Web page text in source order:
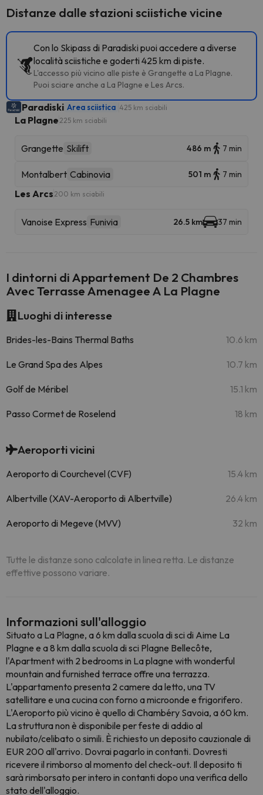
Distanze dalle stazioni sciistiche vicine
Con lo Skipass di Paradiski puoi accedere a diverse
località sciistiche e goderti 425 km di piste.
L'accesso più vicino alle piste è Grangette a La Plagne.
Puoi sciare anche a La Plagne e Les Arcs.
Paradiski Area sciistica 425 km sciabili
La Plagne 225 km sciabili
Grangette Skilift 486 m 7 min
Montalbert Cabinovia 501 m 7 min
Les Arcs 200 km sciabili
Vanoise Express Funivia 26.5 km 37 min
I dintorni di Appartement De 2 Chambres
Avec Terrasse Amenagee A La Plagne
Luoghi di interesse
Brides-les-Bains Thermal Baths 10.6 km
Le Grand Spa des Alpes 10.7 km
Golf de Méribel 15.1 km
Passo Cormet de Roselend 18 km
Aeroporti vicini
Aeroporto di Courchevel (CVF) 15.4 km
Albertville (XAV-Aeroporto di Albertville) 26.4 km
Aeroporto di Megeve (MVV) 32 km
Tutte le distanze sono calcolate in linea retta. Le distanze
effettive possono variare.
Informazioni sull'alloggio
Situato a La Plagne, a 6 km dalla scuola di sci di Aime La
Plagne e a 8 km dalla scuola di sci Plagne Bellecôte,
l'Apartment with 2 bedrooms in La plagne with wonderful
mountain and furnished terrace offre una terrazza.
L'appartamento presenta 2 camere da letto, una TV
satellitare e una cucina con forno a microonde e frigorifero.
L'Aeroporto più vicino è quello di Chambéry Savoia, a 60 km.
La struttura non è disponibile per feste di addio al
nubilato/celibato o simili. È richiesto un deposito cauzionale di
EUR 200 all'arrivo. Dovrai pagarlo in contanti. Dovresti
ricevere il rimborso al momento del check-out. Il deposito ti
sarà rimborsato per intero in contanti dopo una verifica dello
stato dell'alloggio.